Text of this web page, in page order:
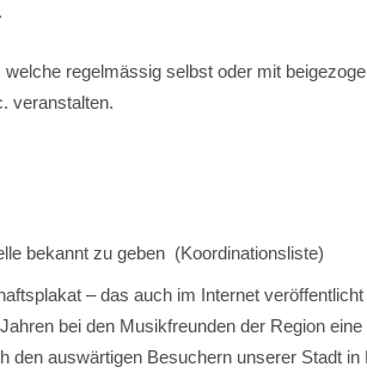
regelmässig selbst oder mit
veranstalten.
bekannt zu geben (Koordinationsliste)
– das auch im Internet
bei den Musikfreunden der Region eine
den auswärtigen Besuchern unserer Stadt in